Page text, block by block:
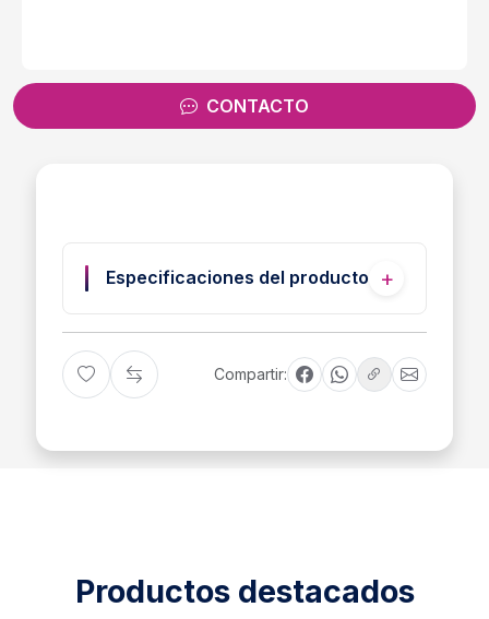
CONTACTO
Especificaciones del producto
Compartir:
Productos destacados